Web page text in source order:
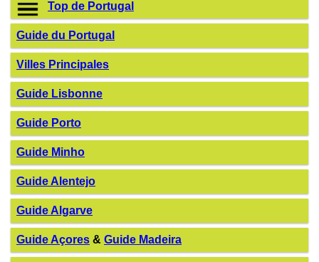
Top de Portugal
Guide du Portugal
Villes Principales
Guide Lisbonne
Guide Porto
Guide Minho
Guide Alentejo
Guide Algarve
Guide Açores & Guide Madeira